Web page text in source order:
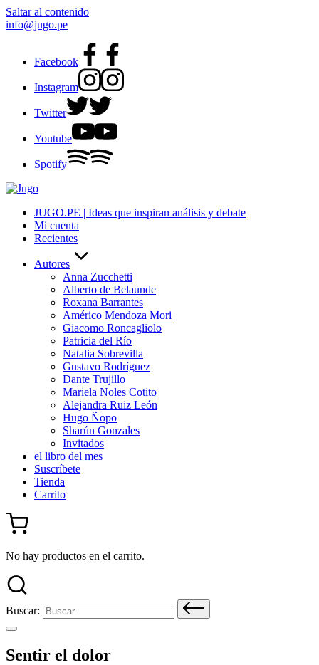
Saltar al contenido
info@jugo.pe
Facebook
Instagram
Twitter
Youtube
Spotify
JUGO.PE | Ideas que inspiran análisis y debate
Mi cuenta
Recientes
Autores
Anna Zucchetti
Alberto de Belaunde
Roxana Barrantes
Américo Mendoza Mori
Giacomo Roncagliolo
Patricia del Río
Natalia Sobrevilla
Gustavo Rodríguez
Dante Trujillo
Mariela Noles Cotito
Alejandra Ruiz León
Hugo Ñopo
Sharún Gonzales
Invitados
el libro del mes
Suscríbete
Tienda
Carrito
No hay productos en el carrito.
Buscar:
Sentir el dolor